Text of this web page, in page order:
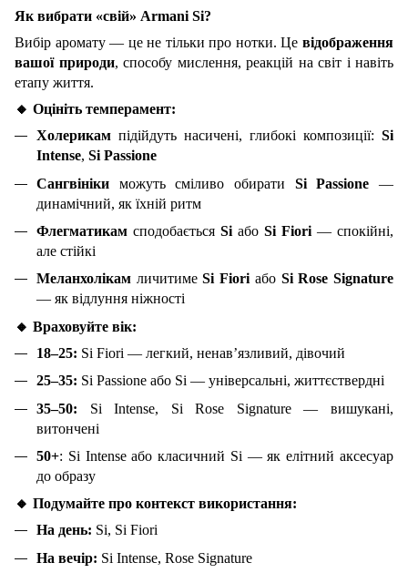
Як вибрати «свій» Armani Si?
Вибір аромату — це не тільки про нотки. Це відображення
вашої природи, способу мислення, реакцій на світ і навіть
етапу життя.
🔸 Оцініть темперамент:
Холерикам підійдуть насичені, глибокі композиції: Si
Intense, Si Passione
Сангвініки можуть сміливо обирати Si Passione —
динамічний, як їхній ритм
Флегматикам сподобається Si або Si Fiori — спокійні,
але стійкі
Меланхолікам личитимеSi Fiori або Si Rose Signature
— як відлуння ніжності
🔸 Враховуйте вік:
18–25: Si Fiori — легкий, ненав’язливий, дівочий
25–35: Si Passione або Si — універсальні, життєствердні
35–50: Si Intense, Si Rose Signature — вишукані,
витончені
50+: Si Intense або класичний Si — як елітний аксесуар
до образу
🔸 Подумайте про контекст використання:
На день: Si, Si Fiori
На вечір: Si Intense, Rose Signature